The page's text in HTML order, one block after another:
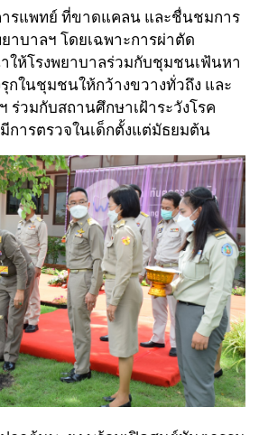
ารแพทย์ ที่ขาดแคลน และชื่นชมการ
าบาลฯ โดยเฉพาะการผ่าตัด
ให้โรงพยาบาลร่วมกับชุมชนเฟ้นหา
กในชุมชนให้กว้างขวางทั่วถึง และ
ร่วมกับสถานศึกษาเฝ้าระวังโรค
การตรวจในเด็กตั้งแต่มัธยมต้น